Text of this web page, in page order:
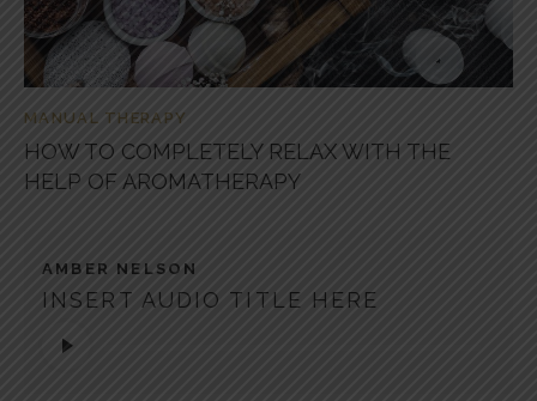
MANUAL THERAPY
HOW TO COMPLETELY RELAX WITH THE
HELP OF AROMATHERAPY
AMBER NELSON
INSERT AUDIO TITLE HERE
audio